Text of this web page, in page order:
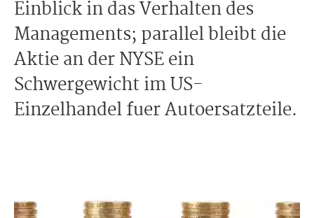
Einblick in das Verhalten des
Managements; parallel bleibt die
Aktie an der NYSE ein
Schwergewicht im US-
Einzelhandel fuer Autoersatzteile.